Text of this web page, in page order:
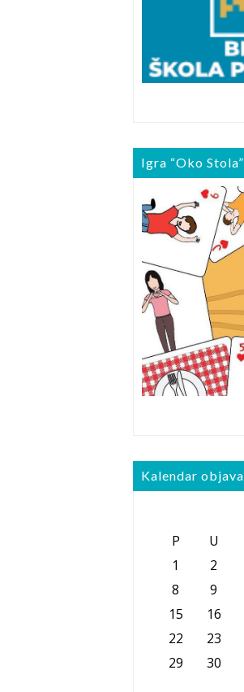
Igra “Oko Stola”
Kalendar objava
P
U
1 2
8
9
15
16
22
23
29
30